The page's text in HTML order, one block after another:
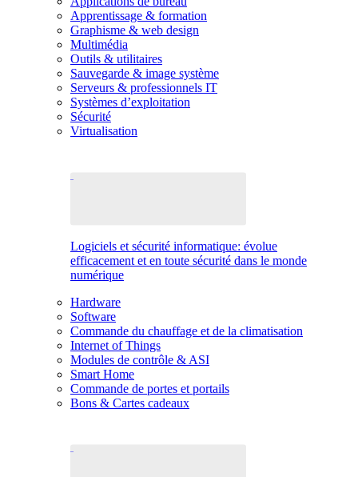
Apprentissage & formation
Graphisme & web design
Multimédia
Outils & utilitaires
Sauvegarde & image système
Serveurs & professionnels IT
Systèmes d’exploitation
Sécurité
Virtualisation
Logiciels et sécurité informatique: évolue
efficacement et en toute sécurité dans le monde
numérique
Hardware
Software
Commande du chauffage et de la climatisation
Internet of Things
Modules de contrôle & ASI
Smart Home
Commande de portes et portails
Bons & Cartes cadeaux